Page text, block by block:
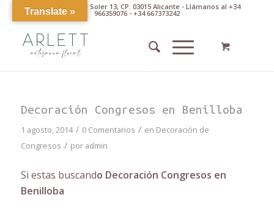
Av. Pintor Xavier Soler 13, CP. 03015 Alicante - Llámanos al +34
966359076 - +34 667373242
Decoración Congresos en Benilloba
1 agosto, 2014 / 0 Comentarios / en Decoración de
Congresos / por admin
Si estas buscando Decoración Congresos en
Benilloba
Translate »